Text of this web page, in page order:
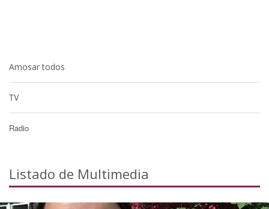
Amosar todos
TV
Radio
Listado de Multimedia